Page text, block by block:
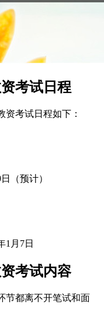
考试日程
资考试日程如下：
（预计）
1月7日
考试内容
节都离不开笔试和面